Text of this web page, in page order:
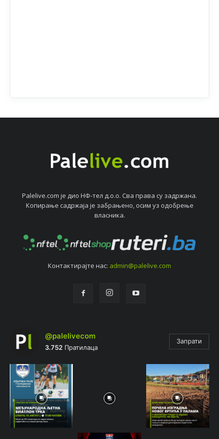
Palelive.com јe дио НФ-тeл д.о.о. Сва права су задржана.
Копирањe садржаја јe забрањeно, осим уз одобрeњe
власника.
Контактирајтe нас: admin@palelive.com
@palelivecom
3.752 Пратилаца
Запрати